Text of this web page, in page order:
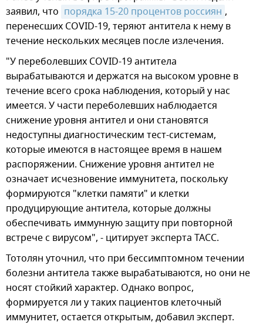
заявил, что порядка 15-20 процентов россиян ,
перенесших COVID-19, теряют антитела к нему в
течение нескольких месяцев после излечения.
"У переболевших COVID-19 антитела
вырабатываются и держатся на высоком уровне в
течение всего срока наблюдения, который у нас
имеется. У части переболевших наблюдается
снижение уровня антител и они становятся
недоступны диагностическим тест-системам,
которые имеются в настоящее время в нашем
распоряжении. Снижение уровня антител не
означает исчезновение иммунитета, поскольку
формируются "клетки памяти" и клетки
продуцирующие антитела, которые должны
обеспечивать иммунную защиту при повторной
встрече с вирусом", - цитирует эксперта ТАСС.
Тотолян уточнил, что при бессимптомном течении
болезни антитела также вырабатываются, но они не
носят стойкий характер. Однако вопрос,
формируется ли у таких пациентов клеточный
иммунитет, остается открытым, добавил эксперт.